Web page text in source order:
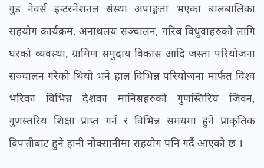
गुड नेवर्स इन्टरनेशनल संस्था अपाङ्गता भएका बालबालिका
सहयोग कार्यक्रम, अनाथलय सञ्चालन, गरिब विधुवाहरुको लागि
घरको व्यवस्था, ग्रामिण समुदाय विकास आदि जस्ता परियोजना
सञ्चालन गरेको थियो भने हाल विभिन्न परियोजना मार्फत विश्व
भरिका विभिन्न देशका मानिसहरुको गुणस्तिरिय जिवन,
गुणस्तरिय शिक्षा प्राप्त गर्न र विभिन्न समयमा हुने प्राकृतिक
विपत्तीबाट हुने हानी नोक्सानीमा सहयोग पनि गर्दै आएको छ ।